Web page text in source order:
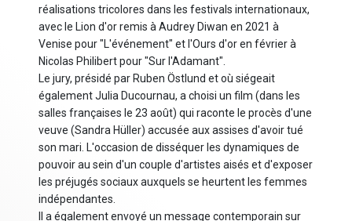
réalisations tricolores dans les festivals internationaux,
avec le Lion d'or remis à Audrey Diwan en 2021 à
Venise pour "L'événement" et l'Ours d'or en février à
Nicolas Philibert pour "Sur l'Adamant".
Le jury, présidé par Ruben Östlund et où siégeait
également Julia Ducournau, a choisi un film (dans les
salles françaises le 23 août) qui raconte le procès d'une
veuve (Sandra Hüller) accusée aux assises d'avoir tué
son mari. L'occasion de disséquer les dynamiques de
pouvoir au sein d'un couple d'artistes aisés et d'exposer
les préjugés sociaux auxquels se heurtent les femmes
indépendantes.
Il a également envoyé un message contemporain sur